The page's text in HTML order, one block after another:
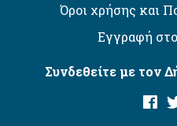
Όροι χρήσης και
Εγγραφή
Συνδεθείτε με τον